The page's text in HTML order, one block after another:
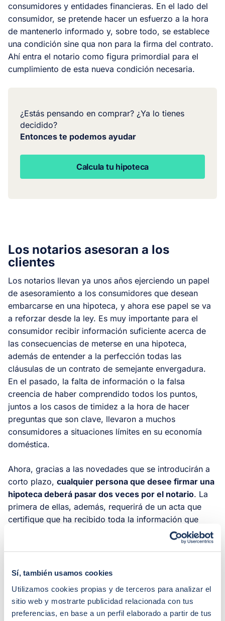
Sí, también usamos cookies
Utilizamos cookies propias y de terceros para analizar el
sitio web y mostrarte publicidad relacionada con tus
preferencias, en base a un perfil elaborado a partir de tus
consumidores y entidades financieras. En el lado del
consumidor, se pretende hacer un esfuerzo a la hora
de mantenerlo informado y, sobre todo, se establece
una condición sine qua non para la firma del contrato.
Ahí entra el notario como figura primordial para el
cumplimiento de esta nueva condición necesaria.
¿Estás pensando en comprar? ¿Ya lo tienes
decidido?
Entonces te podemos ayudar
Calcula tu hipoteca
Los notarios asesoran a los
clientes
Los notarios llevan ya unos años ejerciendo un papel
de asesoramiento a los consumidores que desean
embarcarse en una hipoteca, y ahora ese papel se va
a reforzar desde la ley. Es muy importante para el
consumidor recibir información suficiente acerca de
las consecuencias de meterse en una hipoteca,
además de entender a la perfección todas las
cláusulas de un contrato de semejante envergadura.
En el pasado, la falta de información o la falsa
creencia de haber comprendido todos los puntos,
juntos a los casos de timidez a la hora de hacer
preguntas que son clave, llevaron a muchos
consumidores a situaciones límites en su economía
doméstica.
Ahora, gracias a las novedades que se introducirán a
corto plazo, cualquier persona que desee firmar una
hipoteca deberá pasar dos veces por el notario. La
primera de ellas, además, requerirá de un acta que
certifique que ha recibido toda la información que
dicta la ley y que además la ha recibido en el plazo
que corresponde. Además, cualquier duda o pregunta
consecuencias que se puedan derivar de cualquiera de
notario.